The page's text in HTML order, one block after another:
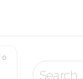
0